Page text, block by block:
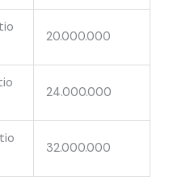
20.000.000
24.000.000
32.000.000